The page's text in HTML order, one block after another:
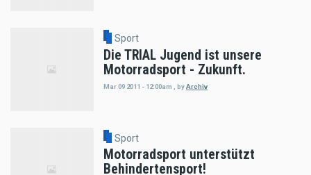
Sport
Die TRIAL Jugend ist unsere
Motorradsport - Zukunft.
Mar 09 2011 - 12:00am byArchiv
Sport
Motorradsport unterstützt
Behindertensport!